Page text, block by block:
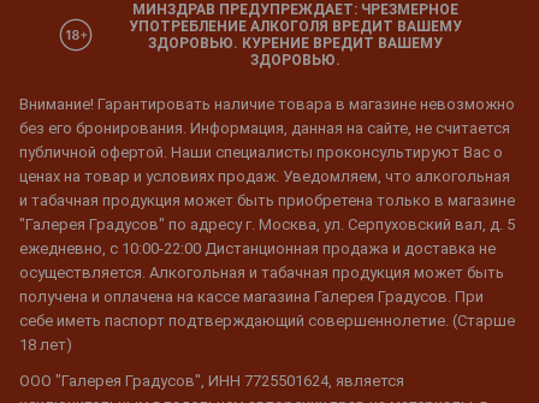
МИНЗДРАВ ПРЕДУПРЕЖДАЕТ: ЧРЕЗМЕРНОЕ
УПОТРЕБЛЕНИЕ АЛКОГОЛЯ ВРЕДИТ ВАШЕМУ
ЗДОРОВЬЮ. КУРЕНИЕ ВРЕДИТ ВАШЕМУ
ЗДОРОВЬЮ.
Внимание! Гарантировать наличие товара в магазине невозможно
без его бронирования. Информация, данная на сайте, не считается
публичной офертой. Наши специалисты проконсультируют Вас о
ценах на товар и условиях продаж. Уведомляем, что алкогольная
и табачная продукция может быть приобретена только в магазине
"Галерея Градусов" по адресу г. Москва, ул. Серпуховский вал, д. 5
ежедневно, с 10:00-22:00 Дистанционная продажа и доставка не
осуществляется. Алкогольная и табачная продукция может быть
получена и оплачена на кассе магазина Галерея Градусов. При
себе иметь паспорт подтверждающий совершеннолетие. (Старше
18 лет)
ООО "Галерея Градусов", ИНН 7725501624, является